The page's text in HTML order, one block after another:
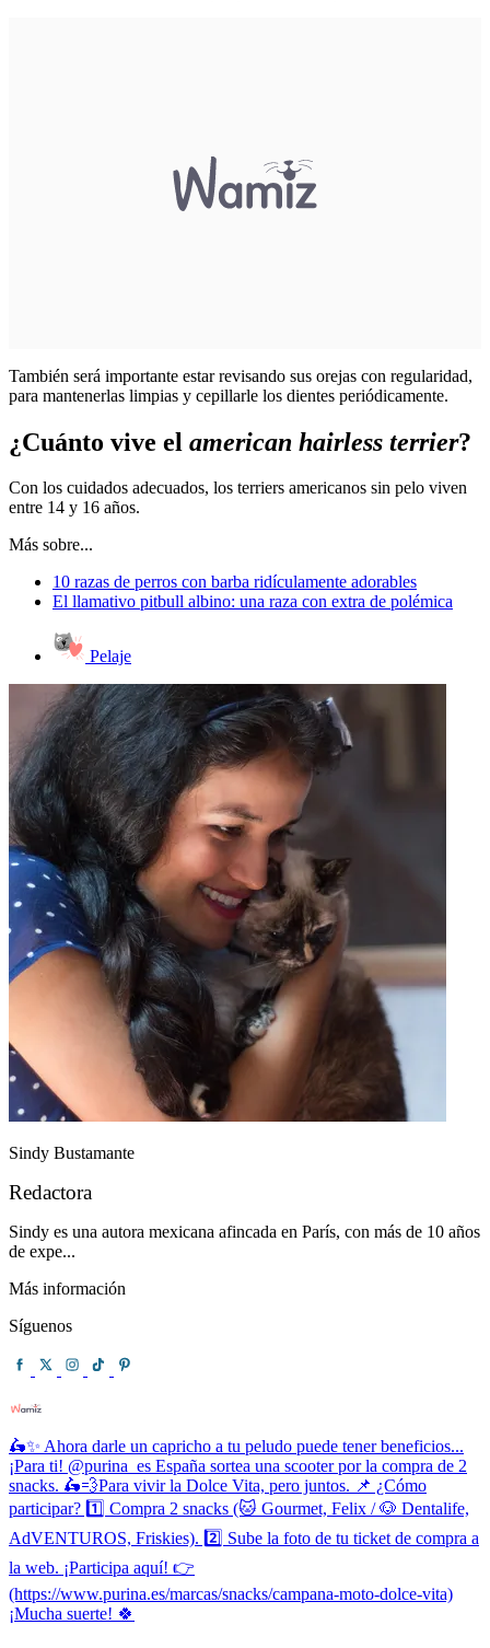
También será importante estar revisando sus orejas con regularidad,
para mantenerlas limpias y cepillarle los dientes periódicamente.
¿Cuánto vive el american hairless terrier?
Con los cuidados adecuados, los terriers americanos sin pelo viven
entre 14 y 16 años.
Más sobre...
10 razas de perros con barba ridículamente adorables
El llamativo pitbull albino: una raza con extra de polémica
Pelaje
Sindy Bustamante
Redactora
Sindy es una autora mexicana afincada en París, con más de 10 años
de expe...
Más información
Síguenos
🛵✨ Ahora darle un capricho a tu peludo puede tener beneficios...
¡Para ti! @purina_es España sortea una scooter por la compra de 2
snacks. 🛵💨Para vivir la Dolce Vita, pero juntos. 📌 ¿Cómo
participar? 1️⃣ Compra 2 snacks (🐱 Gourmet, Felix / 🐶 Dentalife,
AdVENTUROS, Friskies). 2️⃣ Sube la foto de tu ticket de compra a
la web. ¡Participa aquí! 👉
(https://www.purina.es/marcas/snacks/campana-moto-dolce-vita)
¡Mucha suerte! 🍀